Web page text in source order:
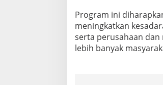
Program ini
meningkatkan
serta perusahaan
lebih banyak